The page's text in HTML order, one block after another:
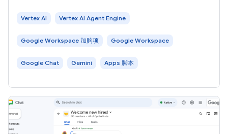
既定目标。在本教程中，您将部署一个基本的 AI 智能体，该
Vertex AI Vertex AI Agent Engine
Google Workspace 加购项 Google Workspace
Google Chat Gemini Apps 脚本